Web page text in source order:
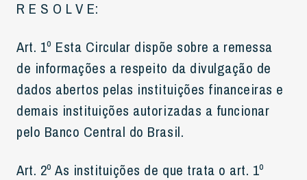
R E S O L V E:
Art. 1º Esta Circular dispõe sobre a remessa
de informações a respeito da divulgação de
dados abertos pelas instituições financeiras e
demais instituições autorizadas a funcionar
pelo Banco Central do Brasil.
Art. 2º As instituições de que trata o art. 1º